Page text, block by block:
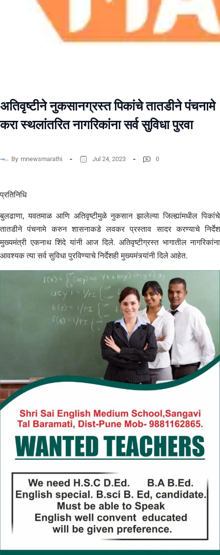
अतिवृष्टीने नुकसानग्रस्त पिकांचे तातडीने पंचनामे
करा स्थलांतरित नागरिकांना सर्व सुविधा पुरवा
By mnewsmarathi Jul 24, 2023 0
प्रतिनिधि
बुलढाणा, यवतमाळ आणि अतिवृष्टीमुळे नुकसान झालेल्या जिल्ह्यांमधील पिकांचे
तातडीने पंचनामे करुन शासनाकडे लवकर प्रस्ताव सादर करण्याचे निर्देश
मुख्यमंत्री एकनाथ शिंदे यांनी आज दिले. अतिवृष्टीग्रस्त भागातील नागरिकांना
आवश्यक त्या सर्व सुविधा पुरविण्याचे निर्देशही मुख्यमंत्र्यांनी दिले आहेत.